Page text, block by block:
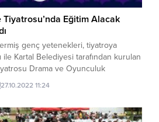
Eğitim Alacak
genç yetenekleri, tiyatroya
ile Kartal Belediyesi tarafından kurulan
Drama ve Oyunculuk
öğrencileri düzenlenen yetenek
160 kişinin başvurduğu ve jüri
Belediye Tiyatrosu Genel Sanat
27.10.2022 11:24